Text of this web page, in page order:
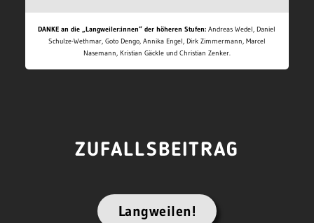
DANKE an die „Langweiler:innen“ der höheren Stufen: Andreas Wedel, Daniel
Schulze-Wethmar, Goto Dengo, Annika Engel, Dirk Zimmermann, Marcel
Nasemann, Kristian Gäckle und Christian Zenker.
ZUFALLSBEITRAG
Langweilen!